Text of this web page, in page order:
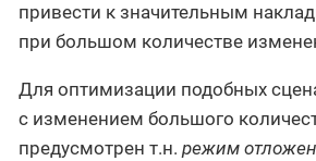
привести к значительным
при большом количестве
Для оптимизации подобных
с изменением большого
предусмотрен т.н. режим